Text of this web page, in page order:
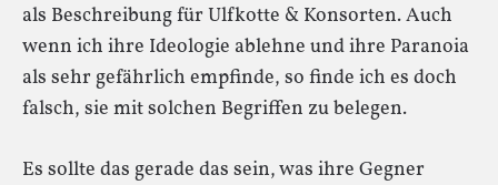
als Beschreibung für Ulfkotte & Konsorten. Auch
wenn ich ihre Ideologie ablehne und ihre Paranoia
als sehr gefährlich empfinde, so finde ich es doch
falsch, sie mit solchen Begriffen zu belegen.
Es sollte das gerade das sein, was ihre Gegner